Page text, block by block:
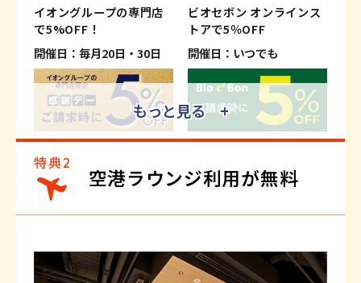
イオングループの専門店
で5%OFF！
開催日：毎月20日・30日
※一部、対象外の専門店および商
品・サービスがございます。
詳しくはこちら
ビオセボン オンラインス
トアで5％OFF
開催日：いつでも
5％OFF！さらにWAON
POINT基本の5倍！
ご請求時に最大2％OFF
もっと見る +
空港ラウンジ利用が無料